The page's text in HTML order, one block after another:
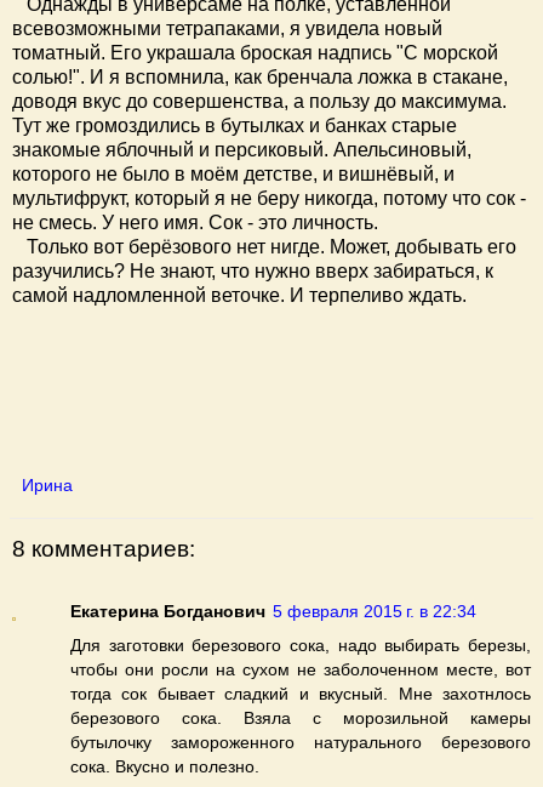
всевозможными тетрапаками, я увидела новый
томатный. Его украшала броская надпись "С морской
солью!". И я вспомнила, как бренчала ложка в стакане,
доводя вкус до совершенства, а пользу до максимума.
Тут же громоздились в бутылках и банках старые
знакомые яблочный и персиковый. Апельсиновый,
которого не было в моём детстве, и вишнёвый, и
мультифрукт, который я не беру никогда, потому что сок -
не смесь. У него имя. Сок - это личность.
Только вот берёзового нет нигде. Может, добывать его
разучились? Не знают, что нужно вверх забираться, к
самой надломленной веточке. И терпеливо ждать.
Ирина
8 комментариев:
Екатерина Богданович 5 февраля 2015 г. в 22:34
Для заготовки березового сока, надо выбирать березы,
чтобы они росли на сухом не заболоченном месте, вот
тогда сок бывает сладкий и вкусный. Мне захотнлось
березового сока. Взяла с морозильной камеры
бутылочку замороженного натурального березового
сока. Вкусно и полезно.